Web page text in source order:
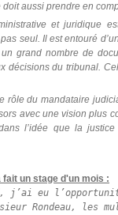
aussi prendre en
et juridique
seul. Il est entouré
grand nombre de
décisions du tribunal.
rôle du mandataire
avec une vision plus
l’idée que la
fait un stage d'un mois :
j’ai eu
Rondeau, les